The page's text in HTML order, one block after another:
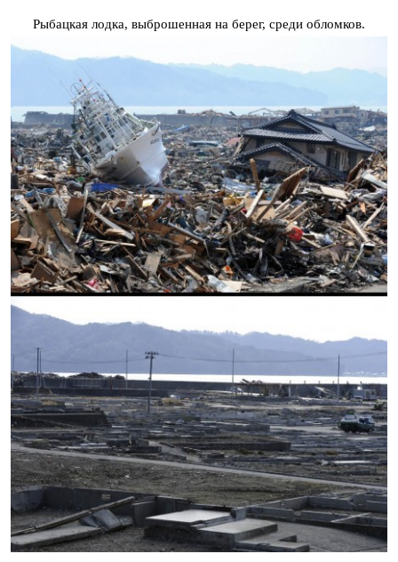
Рыбацкая лодка, выброшенная на берег, среди обломков.